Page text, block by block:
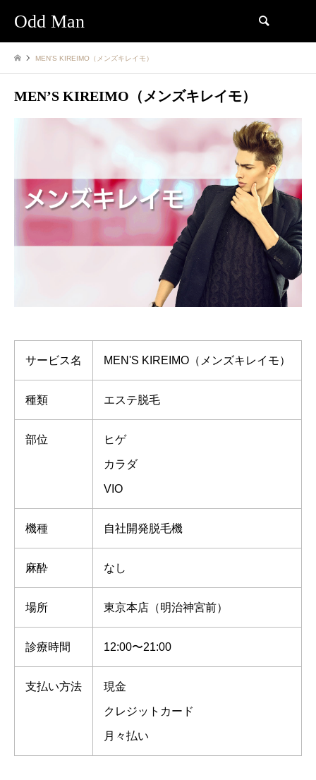
Odd Man
MEN’S KIREIMO（メンズキレイモ）
MEN’S KIREIMO（メンズキレイモ）
サービス名 MEN'S KIREIMO（メンズキレイモ）
種類 エステ脱毛
部位 ヒゲ
カラダ
VIO
機種 自社開発脱毛機
麻酔 なし
場所 東京本店（明治神宮前）
診療時間 12:00〜21:00
支払い方法 現金
クレジットカード
月々払い